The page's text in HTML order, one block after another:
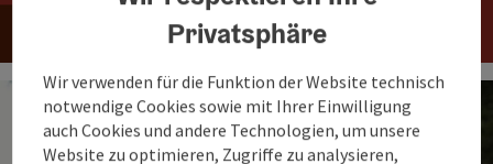
Privatsphäre
Wir verwenden für die Funktion der Website technisch
notwendige Cookies sowie mit Ihrer Einwilligung
auch Cookies und andere Technologien, um unsere
Website zu optimieren, Zugriffe zu analysieren,